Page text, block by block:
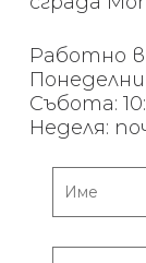
Работно
Събота:
Неделя: